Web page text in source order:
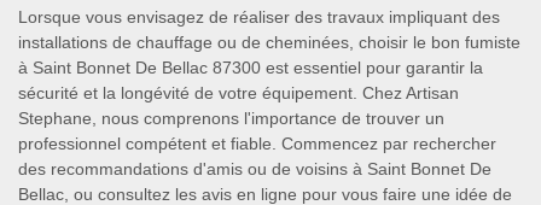
Lorsque vous envisagez de réaliser des travaux impliquant des
installations de chauffage ou de cheminées, choisir le bon fumiste
à Saint Bonnet De Bellac 87300 est essentiel pour garantir la
sécurité et la longévité de votre équipement. Chez Artisan
Stephane, nous comprenons l'importance de trouver un
professionnel compétent et fiable. Commencez par rechercher
des recommandations d'amis ou de voisins à Saint Bonnet De
Bellac, ou consultez les avis en ligne pour vous faire une idée de